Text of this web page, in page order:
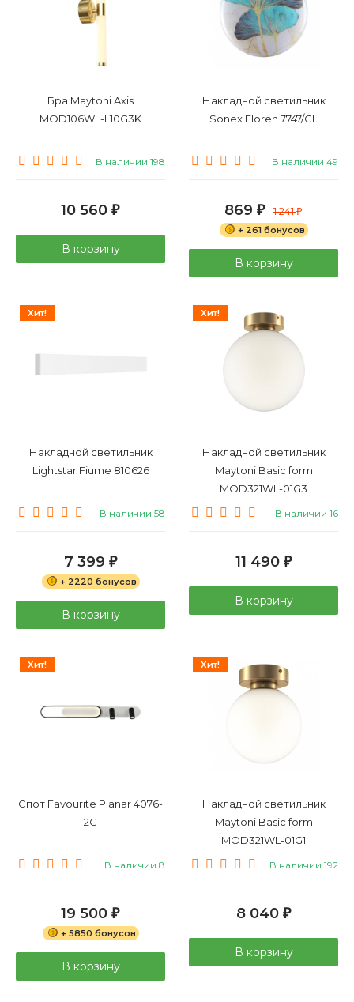
Бра Maytoni Axis
MOD106WL-L10G3K
В наличии 198
10 560 ₽
В корзину
Накладной светильник
Sonex Floren 7747/CL
В наличии 49
869 ₽ 1 241₽
+ 261 бонусов
В корзину
Хит!
Накладной светильник
Lightstar Fiume 810626
В наличии 58
7 399 ₽
+ 2220 бонусов
В корзину
Хит!
Накладной светильник
Maytoni Basic form
MOD321WL-01G3
В наличии 16
11 490 ₽
В корзину
Хит!
Спот Favourite Planar 4076-
2C
В наличии 8
19 500 ₽
+ 5850 бонусов
В корзину
Хит!
Накладной светильник
Maytoni Basic form
MOD321WL-01G1
В наличии 192
8 040 ₽
В корзину